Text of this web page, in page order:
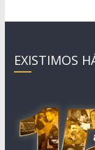
EXISTIMOS